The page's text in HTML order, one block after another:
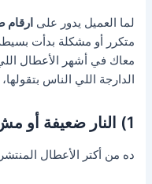
لما العميل يدور على
متكرر أو مشكلة بدأت
معاك في أشهر الأعطال
الدارجة اللي الناس
1) النار ضعيفة أو مش ماسكة عدل
ده من أكتر الأعطال